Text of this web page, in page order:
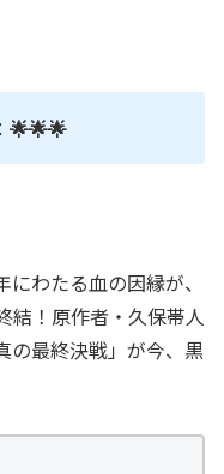
🌟🌟🌟
わたる血の因縁が、
結！原作者・久保帯人
の最終決戦」が今、黒